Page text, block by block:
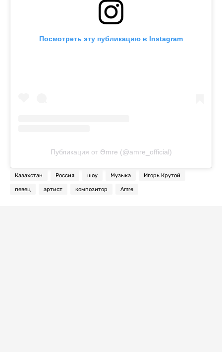
Посмотреть эту публикацию в Instagram
Публикация от Əmre (@amre_official)
Казахстан Россия шоу Музыка Игорь Крутой
певец артист композитор Amre